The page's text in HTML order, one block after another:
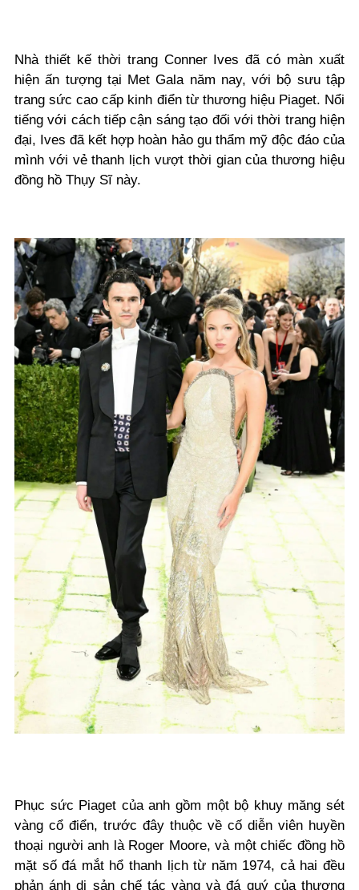
Nhà thiết kế thời trang Conner Ives đã có màn xuất
hiện ấn tượng tại Met Gala năm nay, với bộ sưu tập
trang sức cao cấp kinh điển từ thương hiệu Piaget. Nổi
tiếng với cách tiếp cận sáng tạo đối với thời trang hiện
đại, Ives đã kết hợp hoàn hảo gu thẩm mỹ độc đáo của
mình với vẻ thanh lịch vượt thời gian của thương hiệu
đồng hồ Thụy Sĩ này.
Phục sức Piaget của anh gồm một bộ khuy măng sét
vàng cổ điển, trước đây thuộc về cố diễn viên huyền
thoại người anh là Roger Moore, và một chiếc đồng hồ
mặt số đá mắt hổ thanh lịch từ năm 1974, cả hai đều
phản ánh di sản chế tác vàng và đá quý của thương